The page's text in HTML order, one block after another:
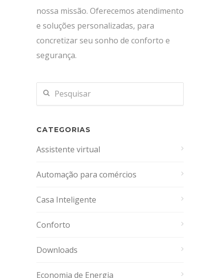
nossa missão. Oferecemos atendimento
e soluções personalizadas, para
concretizar seu sonho de conforto e
segurança.
CATEGORIAS
Assistente virtual
Automação para comércios
Casa Inteligente
Conforto
Downloads
Economia de Energia